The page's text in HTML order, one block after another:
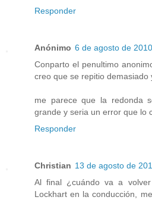
Responder
Anónimo 6 de agosto de
Conparto el penultimo
creo que se repitio demasiado
me parece que la redonda
grande y seria un error que lo
Responder
Christian 13 de agosto de
Al final ¿cuándo va a
Lockhart en la conducción,